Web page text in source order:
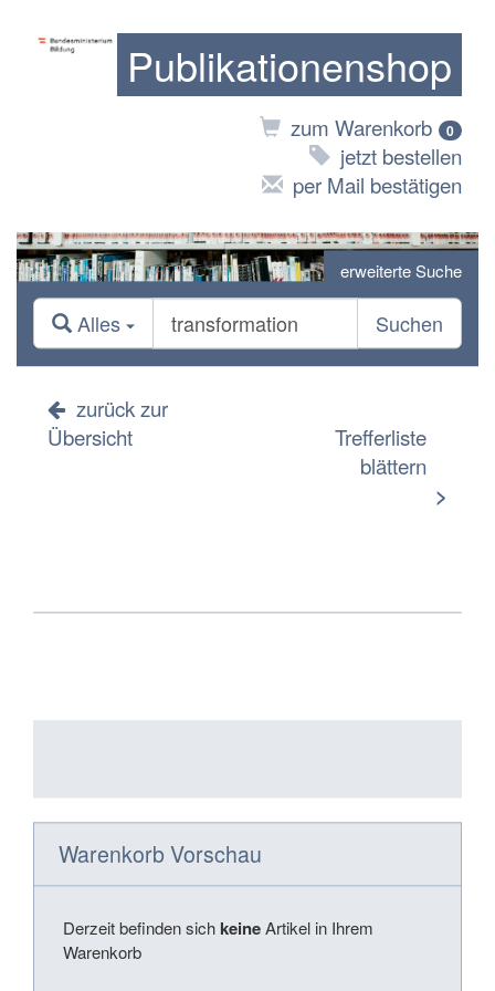
Publikationenshop
zum Warenkorb 0
jetzt bestellen
per Mail bestätigen
erweiterte Suche
Alles Suchen
zurück zur
Übersicht
Trefferliste
blättern
>
Warenkorb Vorschau
Derzeit befinden sich keineArtikel in Ihrem
Warenkorb